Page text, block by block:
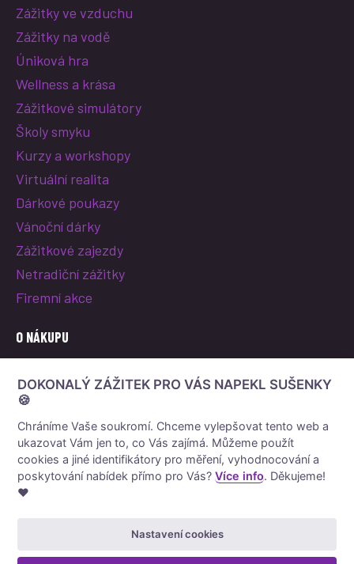
Zážitky ve vzduchu
Zážitky na vodě
Úniková hra
Wellness a krása
Zážitkové simulátory
Školy smyku
Kurzy a workshopy
Virtuální realita
Dárkové poukazy
Vánoční dárky
Zážitkové zajezdy
Netradiční zážitky
Firemní akce
O NÁKUPU
O nás
Vše o nákupu
Reklamace a vrácení poukazu
Obchodní podmínky
Ochrana osobních údajů
DOKONALÝ ZÁŽITEK PRO VÁS NAPEKL SUŠENKY
🍪
Chráníme Vaše soukromí. Chceme vylepšovat tento web a
ukazovat Vám jen to, co Vás zajímá. Můžeme použít
cookies a jiné identifikátory pro měření, vyhodnocování a
poskytování nabídek přímo pro Vás?Více info. Děkujeme!
❤️
Nastavení cookies